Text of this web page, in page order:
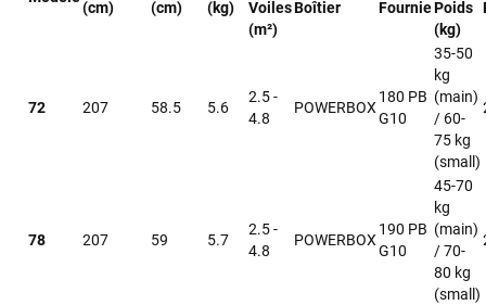
(cm)
(cm)
(kg)
Voiles
(m²)
Boîtier
FourniePoids
(kg)
72 207 58.5 5.6
2.5 -
4.8
POWERBOX
180 PB
G10
35-50
kg
(main)
/ 60-
75 kg
(small)
78 207 59 5.7
2.5 -
4.8
POWERBOX
190 PB
G10
45-70
kg
(main)
/ 70-
80 kg
(small)